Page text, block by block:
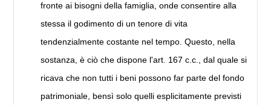
fronte ai bisogni della famiglia, onde consentire alla
stessa il godimento di un tenore di vita
tendenzialmente costante nel tempo. Questo, nella
sostanza, è ciò che dispone l'art. 167 c.c., dal quale si
ricava che non tutti i beni possono far parte del fondo
patrimoniale, bensì solo quelli esplicitamente previsti